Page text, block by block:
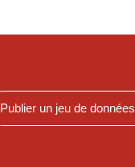
Publier un jeu de données